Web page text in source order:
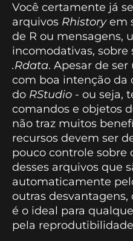
Você certamente já
arquivos Rhistoryem
de R ou mensagens,
incomodativas, sobre
.Rdata. Apesar de
com boa intenção da
do RStudio - ou seja,
comandos e objetos
não traz muitos
recursos devem ser
pouco controle
desses arquivos que
automaticamente
outras
é o ideal para
pela